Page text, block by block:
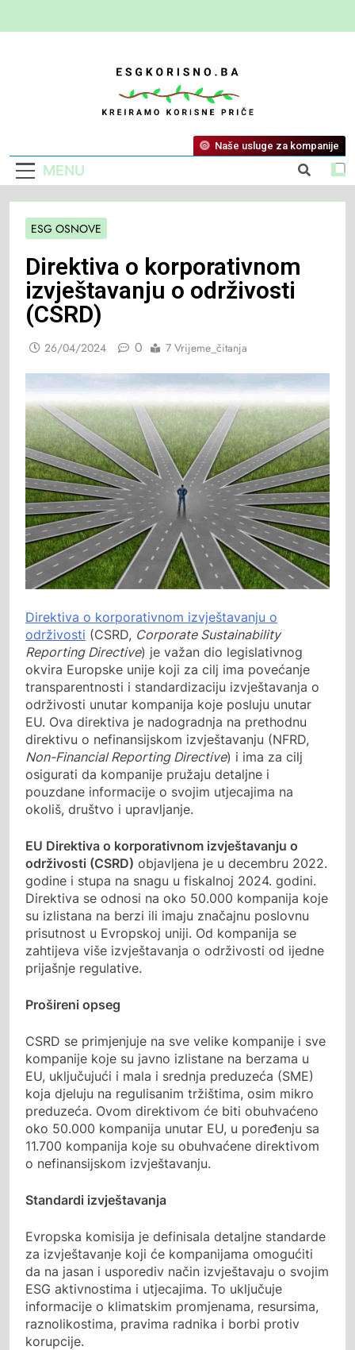
ESG Korisno
Kreiramo Korisne Priče
MENU
Naše usluge za kompanije
ESG OSNOVE
Direktiva o korporativnom
izvještavanju o održivosti
(CSRD)
26/04/2024 0 7 Vrijeme_čitanja
Direktiva o korporativnom izvještavanju o
održivosti (CSRD, Corporate Sustainability
Reporting Directive) je važan dio legislativnog
okvira Europske unije koji za cilj ima povećanje
transparentnosti i standardizaciju izvještavanja o
održivosti unutar kompanija koje posluju unutar
EU. Ova direktiva je nadogradnja na prethodnu
direktivu o nefinansijskom izvještavanju (NFRD,
Non-Financial Reporting Directive) i ima za cilj
osigurati da kompanije pružaju detaljne i
pouzdane informacije o svojim utjecajima na
okoliš, društvo i upravljanje.
EU Direktiva o korporativnom izvještavanju o
održivosti (CSRD) objavljena je u decembru 2022.
godine i stupa na snagu ​​u fiskalnoj 2024. godini.
Direktiva se odnosi na oko 50.000 kompanija koje
su izlistana na berzi ili imaju značajnu poslovnu
prisutnost u Evropskoj uniji. Od kompanija se
zahtijeva više izvještavanja o održivosti od ijedne
prijašnje regulative.
Prošireni opseg
CSRD se primjenjuje na sve velike kompanije i sve
kompanije koje su javno izlistane na berzama u
EU, uključujući i mala i srednja preduzeća (SME)
koja djeluju na regulisanim tržištima, osim mikro
preduzeća. Ovom direktivom će biti obuhvaćeno
oko 50.000 kompanija unutar EU, u poređenju sa
11.700 kompanija koje su obuhvaćene direktivom
o nefinansijskom izvještavanju.
Standardi izvještavanja
Evropska komisija je definisala detaljne standarde
za izvještavanje koji će kompanijama omogućiti
da na jasan i usporediv način izvještavaju o svojim
ESG aktivnostima i utjecajima. To uključuje
informacije o klimatskim promjenama, resursima,
raznolikostima, pravima radnika i borbi protiv
korupcije.